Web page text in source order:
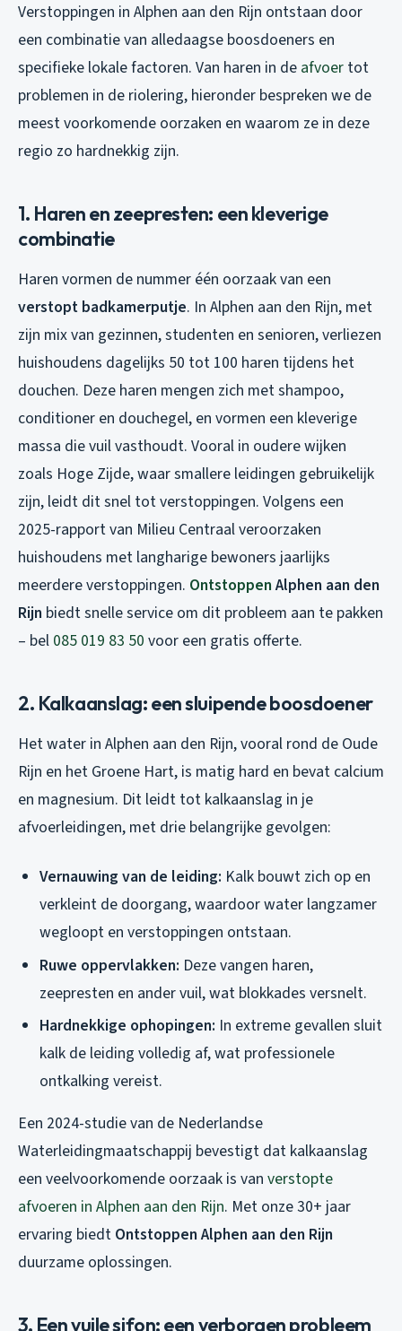
Verstoppingen in Alphen aan den Rijn ontstaan door
een combinatie van alledaagse boosdoeners en
specifieke lokale factoren. Van haren in de afvoer tot
problemen in de riolering, hieronder bespreken we de
meest voorkomende oorzaken en waarom ze in deze
regio zo hardnekkig zijn.
1. Haren en zeepresten: een kleverige
combinatie
Haren vormen de nummer één oorzaak van een
verstopt badkamerputje. In Alphen aan den Rijn, met
zijn mix van gezinnen, studenten en senioren, verliezen
huishoudens dagelijks 50 tot 100 haren tijdens het
douchen. Deze haren mengen zich met shampoo,
conditioner en douchegel, en vormen een kleverige
massa die vuil vasthoudt. Vooral in oudere wijken
zoals Hoge Zijde, waar smallere leidingen gebruikelijk
zijn, leidt dit snel tot verstoppingen. Volgens een
2025-rapport van Milieu Centraal veroorzaken
huishoudens met langharige bewoners jaarlijks
meerdere verstoppingen. Ontstoppen Alphen aan den
Rijn biedt snelle service om dit probleem aan te pakken
– bel 085 019 83 50 voor een gratis offerte.
2. Kalkaanslag: een sluipende boosdoener
Het water in Alphen aan den Rijn, vooral rond de Oude
Rijn en het Groene Hart, is matig hard en bevat calcium
en magnesium. Dit leidt tot kalkaanslag in je
afvoerleidingen, met drie belangrijke gevolgen:
Vernauwing van de leiding: Kalk bouwt zich op en
verkleint de doorgang, waardoor water langzamer
wegloopt en verstoppingen ontstaan.
Ruwe oppervlakken: Deze vangen haren,
zeepresten en ander vuil, wat blokkades versnelt.
Hardnekkige ophopingen: In extreme gevallen sluit
kalk de leiding volledig af, wat professionele
ontkalking vereist.
Een 2024-studie van de Nederlandse
Waterleidingmaatschappij bevestigt dat kalkaanslag
een veelvoorkomende oorzaak is van verstopte
afvoeren in Alphen aan den Rijn. Met onze 30+ jaar
ervaring biedt Ontstoppen Alphen aan den Rijn
duurzame oplossingen.
3. Een vuile sifon: een verborgen probleem